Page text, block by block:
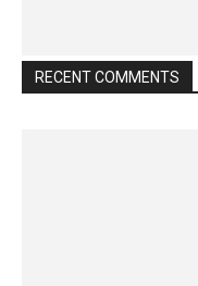
RECENT COMMENTS